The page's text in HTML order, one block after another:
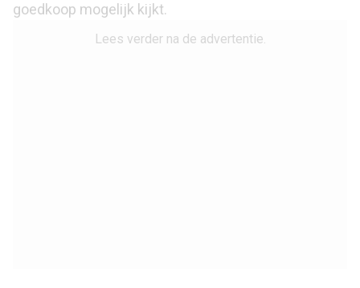
goedkoop mogelijk kijkt.
Lees verder na de advertentie.